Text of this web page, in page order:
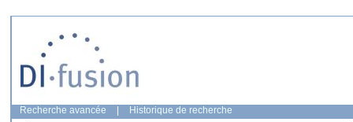
Recherche avancée Historique de recherche